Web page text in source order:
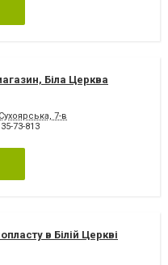
Біла Церква
7-в
73-813
в Білій Церкві